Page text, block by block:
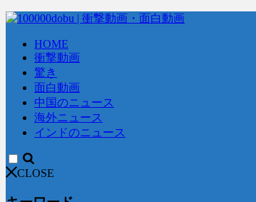
HOME
衝撃動画
驚き
面白動画
中国のニュース
海外ニュース
インドのニュース
CLOSE